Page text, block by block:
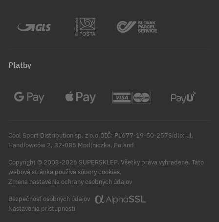
Platby
Cool Sport Distribution sp. z o.o.DIČ: PL677-19-50-257Sídlo: ul.
Handlowców 2, 32-085 Modlniczka, Poland
Copyright © 2003-2026 SUPERSKLEP. Všetky práva vyhradené. Táto
webová stránka používa súbory cookies.
Zmena nastavenia ochrany osobných údajov
Bezpečnosť osobných údajov
Nastavenia prístupnosti